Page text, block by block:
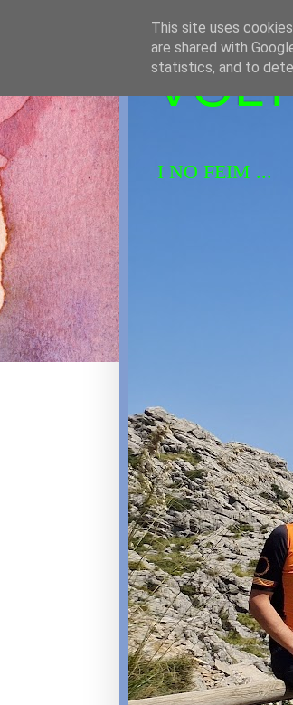
I NO FEIM ...
This site uses
are shared with
statistics, and to